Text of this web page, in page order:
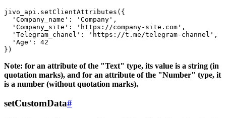
jivo_api.setClientAttributes({
  'Company_name': 'Company',
  'Company_site': 'https://company-site.com',
  'Telegram_chanel': 'https://t.me/telegram-channel',
  'Age': 42
Note: for an attribute of the "Text" type, its value is a string (in
quotation marks), and for an attribute of the "Number" type, it
is a number (without quotation marks).
setCustomData#